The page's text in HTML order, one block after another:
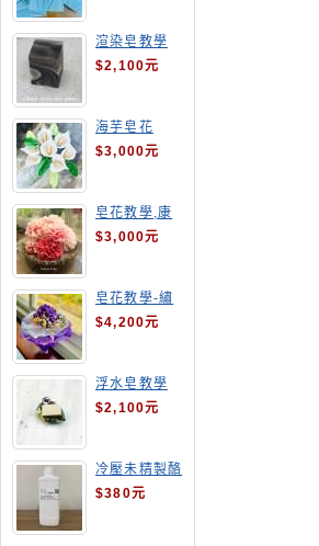
渲染皂教學
$2,100元
海芋皂花
$3,000元
皂花教學,康
乃馨
$3,000元
皂花教學-繡
球花皂花束
$4,200元
浮水皂教學
$2,100元
冷壓未精製酪
梨油
$380元